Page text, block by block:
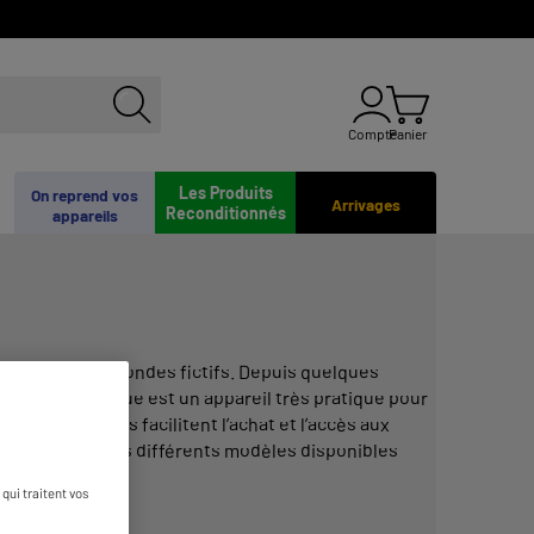
ComptePanier
Arrivages
Les Produits
Reconditionnés
On reprend vos
appareils
différents mondes fictifs. Depuis quelques
numérique est un appareil très pratique pour
liseuses facilitent l’achat et l’accès aux
? Découvrez les différents modèles disponibles
qui traitent vos